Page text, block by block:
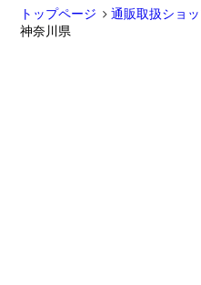
トップページ
通販取扱ショ
神奈川県